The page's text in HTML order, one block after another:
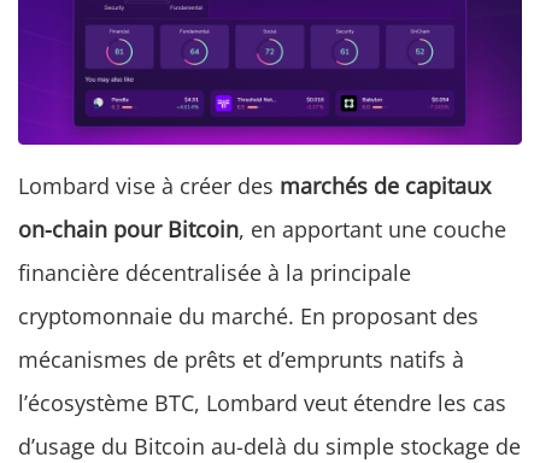
Lombard vise à créer des marchés de capitaux
on-chain pour Bitcoin, en apportant une couche
financière décentralisée à la principale
cryptomonnaie du marché. En proposant des
mécanismes de prêts et d’emprunts natifs à
l’écosystème BTC, Lombard veut étendre les cas
d’usage du Bitcoin au-delà du simple stockage de